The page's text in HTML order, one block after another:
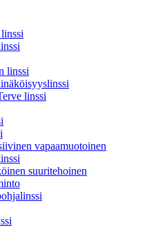
linssi
linssi
vapaamuotoinen
suuritehoinen